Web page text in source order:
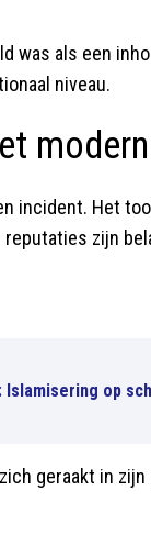
was als een
niveau.
incident. Het
zijn
op
geraakt in